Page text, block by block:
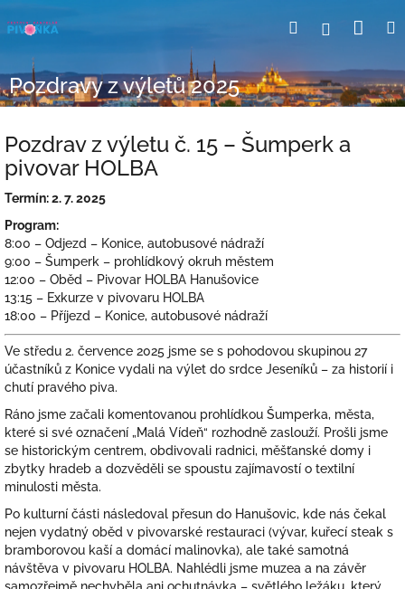
na
HledatPřihlášení
Pozdravy z výletů 2025
Pozdrav z výletu č. 15 – Šumperk a
pivovar HOLBA
Termín: 2. 7. 2025
Program:
8:00 – Odjezd – Konice, autobusové nádraží
9:00 – Šumperk – prohlídkový okruh městem
12:00 – Oběd – Pivovar HOLBA Hanušovice
13:15 – Exkurze v pivovaru HOLBA
18:00 – Příjezd – Konice, autobusové nádraží
Ve středu 2. července 2025 jsme se s pohodovou skupinou 27
účastníků z Konice vydali na výlet do srdce Jeseníků – za historií i
chutí pravého piva.
Ráno jsme začali komentovanou prohlídkou Šumperka, města,
které si své označení „Malá Vídeň“ rozhodně zaslouží. Prošli jsme
se historickým centrem, obdivovali radnici, měšťanské domy i
zbytky hradeb a dozvěděli se spoustu zajímavostí o textilní
minulosti města.
Po kulturní části následoval přesun do Hanušovic, kde nás čekal
nejen vydatný oběd v pivovarské restauraci (vývar, kuřecí steak s
bramborovou kaší a domácí malinovka), ale také samotná
návštěva v pivovaru HOLBA. Nahlédli jsme muzea a na závěr